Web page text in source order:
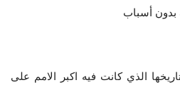
بدون أسباب
الذي كانت فيه اكبر الامم على